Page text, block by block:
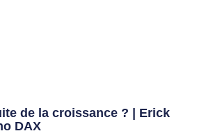
de la croissance ? | Erick
DAX